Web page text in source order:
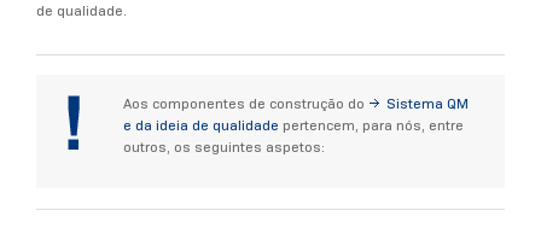
de qualidade.
Aos componentes de construção do
Sistema QM
e da ideia de qualidade pertencem, para nós, entre
outros, os seguintes aspetos: